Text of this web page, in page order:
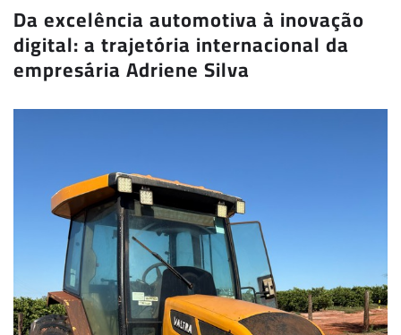
Da excelência automotiva à inovação
digital: a trajetória internacional da
empresária Adriene Silva